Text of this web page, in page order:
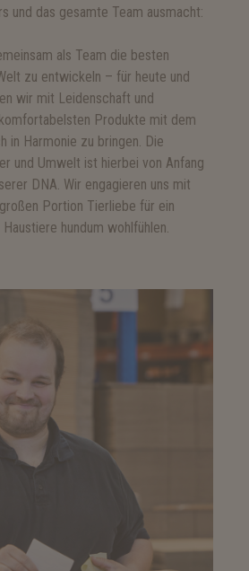
und das gesamte Team ausmacht:
als Team die besten
zu entwickeln – für heute und
wir mit Leidenschaft und
Produkte mit dem
in Harmonie zu bringen. Die
und Umwelt ist hierbei von Anfang
DNA. Wir engagieren uns mit
Portion Tierliebe für ein
hundum wohlfühlen.